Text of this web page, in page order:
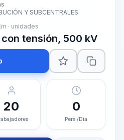
Y SUBCENTRALES
· unidades
tensión, 500 kV
20 0
Pers./Día